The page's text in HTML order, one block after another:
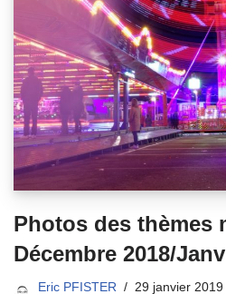
Photos des thèmes
Décembre 2018/
Eric PFISTER 29 janvier 2019